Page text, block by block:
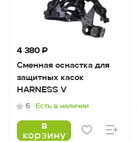
4 380 ₽
Сменная оснастка для
защитных касок
HARNESS V
5 Есть в наличии
в
корзину